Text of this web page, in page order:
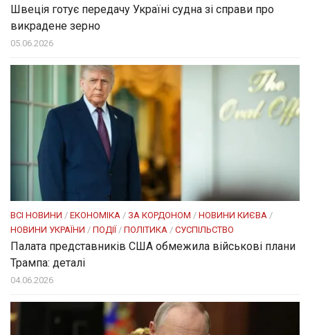
Швеція готує передачу Україні судна зі справи про
викрадене зерно
05.06.2026
ВСІ НОВИНИ / ЕКОНОМІКА / ЗА КОРДОНОМ / НОВИНИ КИЄВА /
НОВИНИ УКРАЇНИ / ПОДІЇ/ ПОЛІТИКА / СУСПІЛЬСТВО
Палата представників США обмежила військові плани
Трампа: деталі
04.06.2026